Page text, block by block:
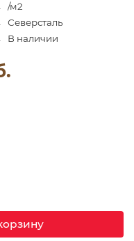
/м2
Северсталь
В наличии